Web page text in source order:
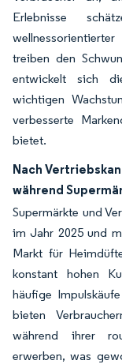
Erlebnisse
treiben den
entwickelt sich
wichtigen
verbesserte
bietet.
Nach
während
Supermärkte und
im Jahr 2025 und
Markt für
konstant hohen
häufige
bieten
während ihrer
erwerben, was